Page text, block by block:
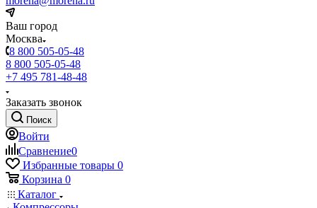
Ваш город
Москва
8 800 505-05-48
8 800 505-05-48
+7 495 781-48-48
Заказать звонок
Поиск
Войти
Сравнение0
Избранные товары 0
Корзина 0
Каталог